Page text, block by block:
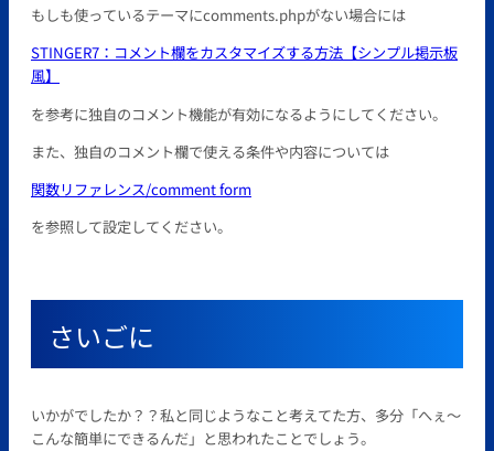
もしも使っているテーマにcomments.phpがない場合には
STINGER7：コメント欄をカスタマイズする方法【シンプル掲示板
風】
を参考に独自のコメント機能が有効になるようにしてください。
また、独自のコメント欄で使える条件や内容については
関数リファレンス/comment form
を参照して設定してください。
さいごに
いかがでしたか？？私と同じようなこと考えてた方、多分「へぇ～
こんな簡単にできるんだ」と思われたことでしょう。